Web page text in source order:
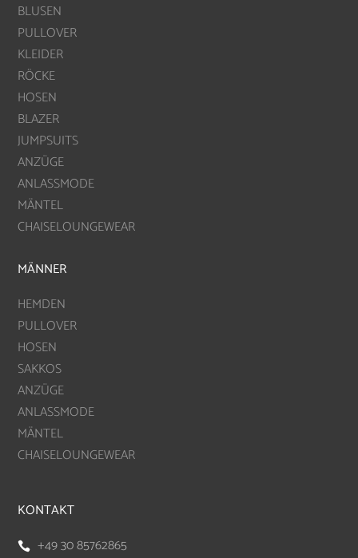
BLUSEN
PULLOVER
KLEIDER
RÖCKE
HOSEN
BLAZER
JUMPSUITS
ANZÜGE
ANLASSMODE
MÄNTEL
CHAISELOUNGEWEAR
MÄNNER
HEMDEN
PULLOVER
HOSEN
SAKKOS
ANZÜGE
ANLASSMODE
MÄNTEL
CHAISELOUNGEWEAR
KONTAKT
 +49 30 85762865